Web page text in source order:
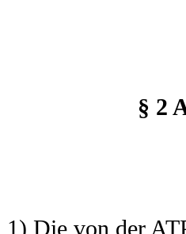
§ 2
1) Die von der